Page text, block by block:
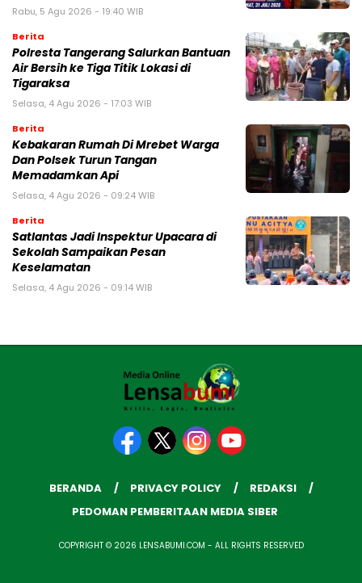
Rabu, 5 Agu 2026 - 19:40 WIB
Berita
Polresta Tangerang Salurkan Bantuan
Air Bersih ke Tiga Titik Lokasi di
Tigaraksa
Selasa, 4 Agu 2026 - 17:03 WIB
Berita
Kebakaran Rumah Di Mrebet Warga
Dan Polsek Turun Tangan
Memadamkan Api
Selasa, 4 Agu 2026 - 09:24 WIB
Berita
Satlantas Jadi Inspektur Upacara di
Sekolah Sampaikan Pesan
Keselamatan
Selasa, 4 Agu 2026 - 09:14 WIB
BERANDA PRIVACY POLICY
REDAKSI
PEDOMAN PEMBERITAAN MEDIA SIBER
COPYRIGHT © 2026 LENSABUMI.COM - ALL RIGHTS RESERVED